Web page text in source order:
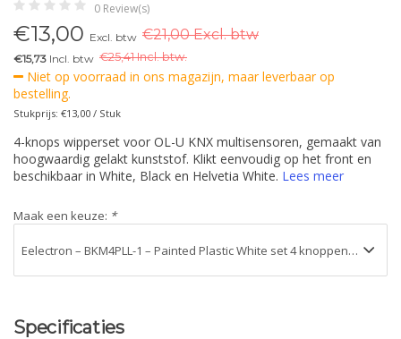
0 Review(s)
€13,00 Excl. btw €21,00 Excl. btw
€15,73 Incl. btw €25,41 Incl. btw.
Niet op voorraad in ons magazijn, maar leverbaar op
bestelling.
Stukprijs: €13,00 / Stuk
4-knops wipperset voor OL-U KNX multisensoren, gemaakt van
hoogwaardig gelakt kunststof. Klikt eenvoudig op het front en
beschikbaar in White, Black en Helvetia White. Lees meer
Maak een keuze: *
Specificaties